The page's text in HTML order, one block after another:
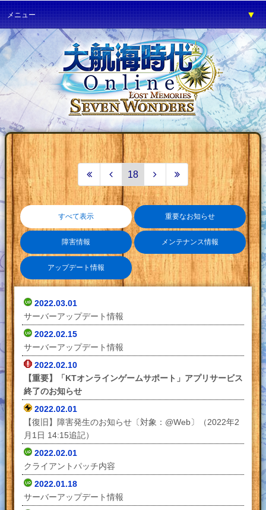
メニュー ▼
ゲーム紹介 ▼
プレイガイド ▼
サービス ▼
イベント ▼
開発の部屋 ▼
サポート ▼
ファンワールド ▼
ネットカフェ ▼
18
すべて表示 重要なお知らせ
障害情報 メンテナンス情報
アップデート情報
2022.03.01
サーバーアップデート情報
2022.02.15
サーバーアップデート情報
2022.02.10
【重要】「KTオンラインゲームサポート」アプリサービス
終了のお知らせ
2022.02.01
【復旧】障害発生のお知らせ〔対象：@Web〕（2022年2
月1日 14:15追記）
2022.02.01
クライアントパッチ内容
2022.01.18
サーバーアップデート情報